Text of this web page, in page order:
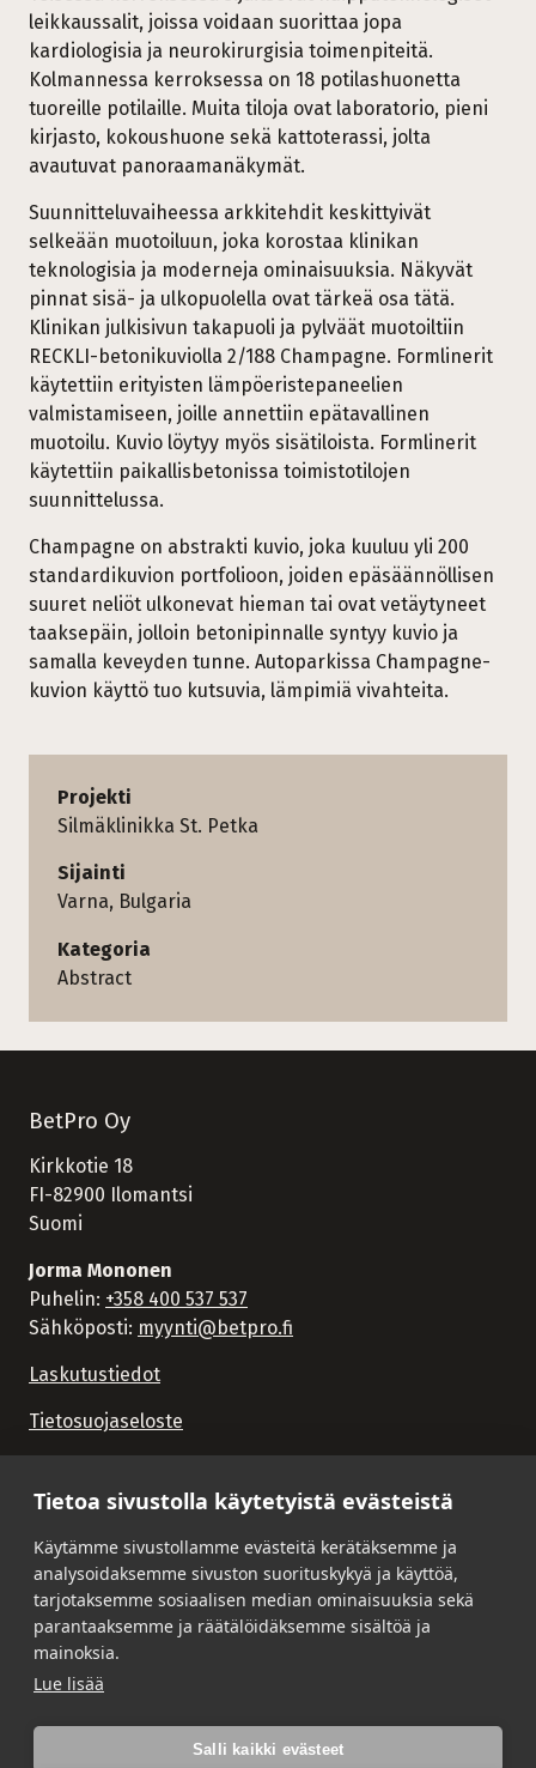
Tietoa sivustolla käytetyistä evästeistä
Käytämme sivustollamme evästeitä kerätäksemme ja
analysoidaksemme sivuston suorituskykyä ja käyttöä,
tarjotaksemme sosiaalisen median ominaisuuksia sekä
parantaaksemme ja räätälöidäksemme sisältöä ja
mainoksia.
Lue lisää
Salli kaikki evästeet
leikkaussalit, joissa voidaan suorittaa jopa
kardiologisia ja neurokirurgisia toimenpiteitä.
Kolmannessa kerroksessa on 18 potilashuonetta
tuoreille potilaille. Muita tiloja ovat laboratorio, pieni
kirjasto, kokoushuone sekä kattoterassi, jolta
avautuvat panoraamanäkymät.
Suunnitteluvaiheessa arkkitehdit keskittyivät
selkeään muotoiluun, joka korostaa klinikan
teknologisia ja moderneja ominaisuuksia. Näkyvät
pinnat sisä- ja ulkopuolella ovat tärkeä osa tätä.
Klinikan julkisivun takapuoli ja pylväät muotoiltiin
RECKLI-betonikuviolla 2/188 Champagne. Formlinerit
käytettiin erityisten lämpöeristepaneelien
valmistamiseen, joille annettiin epätavallinen
muotoilu. Kuvio löytyy myös sisätiloista. Formlinerit
käytettiin paikallisbetonissa toimistotilojen
suunnittelussa.
Champagne on abstrakti kuvio, joka kuuluu yli 200
standardikuvion portfolioon, joiden epäsäännöllisen
suuret neliöt ulkonevat hieman tai ovat vetäytyneet
taaksepäin, jolloin betonipinnalle syntyy kuvio ja
samalla keveyden tunne. Autoparkissa Champagne-
kuvion käyttö tuo kutsuvia, lämpimiä vivahteita.
Projekti
Silmäklinikka St. Petka
Sijainti
Varna, Bulgaria
Kategoria
Abstract
BetPro Oy
Kirkkotie 18
FI-82900 Ilomantsi
Suomi
Jorma Mononen
Puhelin: +358 400 537 537
Sähköposti: myynti@betpro.fi
Laskutustiedot
Tietosuojaseloste